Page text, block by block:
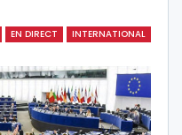
EN DIRECT INTERNATIONAL